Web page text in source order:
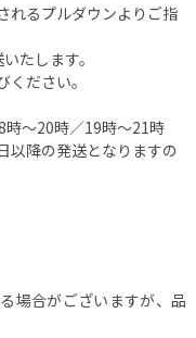
れるプルダウンよりご指
たします。
ださい。
～20時／19時～21時
以降の発送となりますの
場合がございますが、品